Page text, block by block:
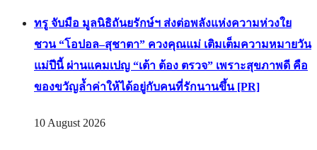
ทรู จับมือ มูลนิธิถันยรักษ์ฯ ส่งต่อพลังแห่งความห่วงใย
ชวน “โอปอล–สุชาตา” ควงคุณแม่ เติมเต็มความหมายวัน
แม่ปีนี้ ผ่านแคมเปญ “เต้า ต้อง ตรวจ” เพราะสุขภาพดี คือ
ของขวัญล้ำค่าให้ได้อยู่กับคนที่รักนานขึ้น [PR]
10 August 2026